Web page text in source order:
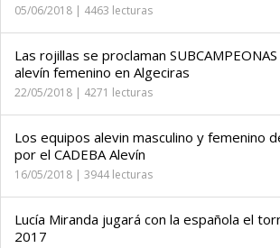
05/06/2018 | 4463 lecturas
Las rojillas se proclaman
alevín femenino en Algeciras
22/05/2018 | 4271 lecturas
Los equipos alevin masculino y femenino
por el CADEBA Alevín
16/05/2018 | 3944 lecturas
Lucía Miranda jugará con la española el
2017